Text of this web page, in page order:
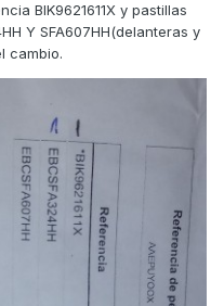
BIK9621611X y pastillas
Y SFA607HH(delanteras y
cambio.